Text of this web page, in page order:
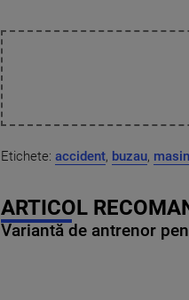
Etichete: accident, buzau,
ARTICOL
Variantă de antrenor